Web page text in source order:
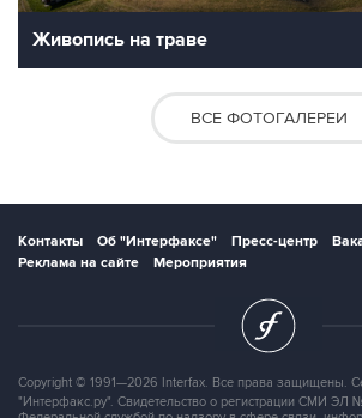
Живопись на траве
ВСЕ ФОТОГАЛЕРЕИ
Контакты Об "Интерфаксе" Пресс-центр
Реклама на сайте
Мероприятия
Copyright © 1991—2026 Interfax. Все права защищены.
"Интерфакс.ру". Свидетельство о регистрации СМИ